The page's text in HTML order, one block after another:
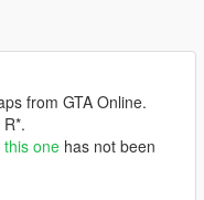
from GTA Online.
this one has not been